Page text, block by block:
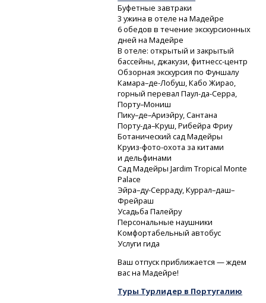
Буфетные завтраки
3 ужина в отеле на Мадейре
6 обедов в течение экскурсионных
дней на Мадейре
В отеле: открытый и закрытый
бассейны, джакузи,фитнесс-центр
Обзорная экскурсия по Фуншалу
Камара–де-Лобуш,Кабо Жирао,
горный перевалПаул-да-Серра,
Порту–Мониш
Пику–де–Ариэйру, Сантана
Порту-да–Круш,Рибейра Фриу
Ботанический сад Мадейры
Круиз-фото-охота за китами
и дельфинами
Сад Мадейры Jardim Tropical Monte
Palace
Эйра–ду-Серраду,Куррал–даш–
Фрейраш
Усадьба Палейру
Персональные наушники
Комфортабельный автобус
Услуги гида
Ваш отпуск приближается — ждем
вас на Мадейре!
Туры Турлидер в Португалию